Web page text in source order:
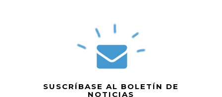
SUSCRÍBASE AL BOLETÍN DE
NOTICIAS